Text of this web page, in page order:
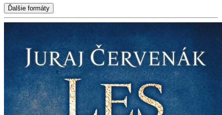
Ďalšie formáty